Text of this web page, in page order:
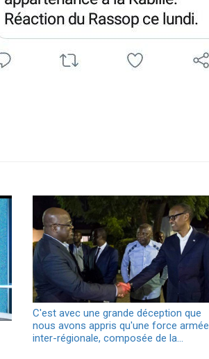
C'est avec une grande déception que
nous avons appris qu'une force armée
inter-régionale, composée de la…